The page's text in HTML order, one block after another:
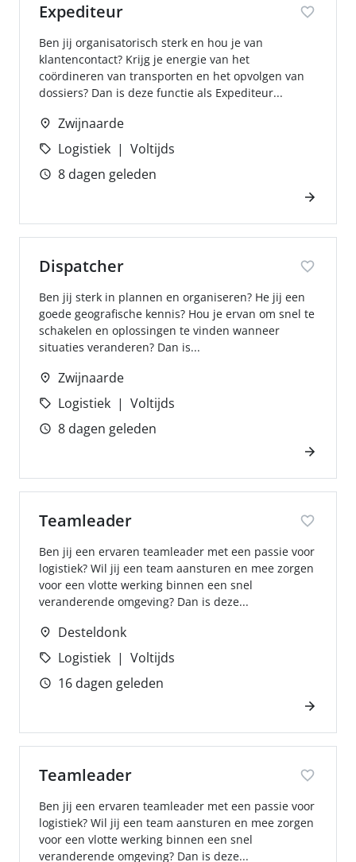
Expediteur
Ben jij organisatorisch sterk en hou je van
klantencontact? Krijg je energie van het
coördineren van transporten en het opvolgen van
dossiers? Dan is deze functie als Expediteur...
Zwijnaarde
Logistiek
Voltijds
8 dagen geleden
Dispatcher
Ben jij sterk in plannen en organiseren? He jij een
goede geografische kennis? Hou je ervan om snel te
schakelen en oplossingen te vinden wanneer
situaties veranderen? Dan is...
Zwijnaarde
Logistiek
Voltijds
8 dagen geleden
Teamleader
Ben jij een ervaren teamleader met een passie voor
logistiek? Wil jij een team aansturen en mee zorgen
voor een vlotte werking binnen een snel
veranderende omgeving? Dan is deze...
Desteldonk
Logistiek
Voltijds
16 dagen geleden
Teamleader
Ben jij een ervaren teamleader met een passie voor
logistiek? Wil jij een team aansturen en mee zorgen
voor een vlotte werking binnen een snel
veranderende omgeving? Dan is deze...